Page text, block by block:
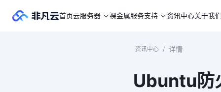
首页云服务器 裸金属服务支持 资讯中心关于我
资讯中心 / 详情
Ubuntu防